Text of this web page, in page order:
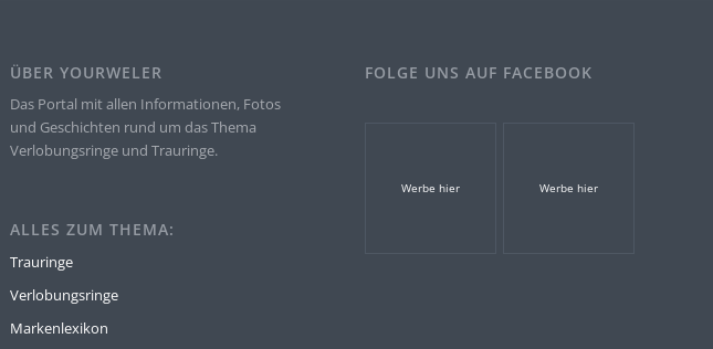
ÜBER YOURWELER
Das Portal mit allen Informationen, Fotos
und Geschichten rund um das Thema
Verlobungsringe und Trauringe.
ALLES ZUM THEMA:
Trauringe
Verlobungsringe
Markenlexikon
FOLGE UNS AUF FACEBOOK
Werbe hier Werbe hier